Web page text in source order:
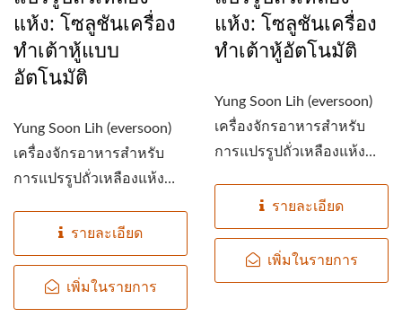
แห้ง: โซลูชันเครื่อง
ทำเต้าหู้แบบ
อัตโนมัติ
Yung Soon Lih (eversoon)
เครื่องจักรอาหารสำหรับ
การแปรรูปถั่วเหลืองแห้ง
สมัยด้วยความสามารถใน
การแปรรูป...
รายละเอียด
เพิ่มในรายการ
แห้ง: โซลูชันเครื่อง
ทำเต้าหู้อัตโนมัติ
Yung Soon Lih (eversoon)
เครื่องจักรอาหารสำหรับ
การแปรรูปถั่วเหลืองแห้ง
สมัยด้วยความสามารถใน
การประมวลผล...
รายละเอียด
เพิ่มในรายการ